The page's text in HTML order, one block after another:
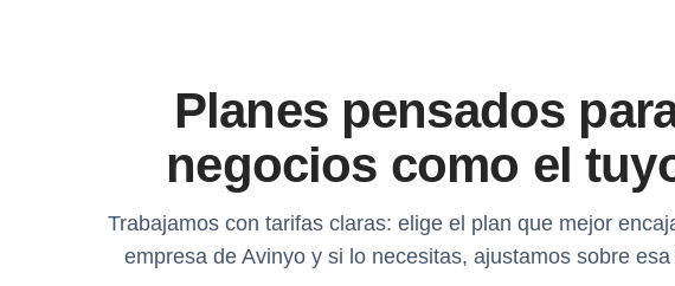
Planes pensados
negocios como el
Trabajamos con tarifas claras: elige el plan que mejor
empresa de Avinyo y si lo necesitas, ajustamos sobre esa